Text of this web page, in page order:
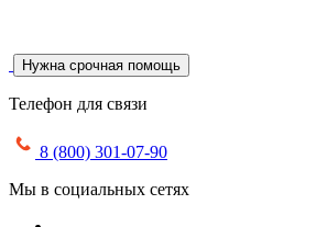
Нужна срочная помощь
Телефон для связи
8 (800) 301-07-90
Мы в социальных сетях